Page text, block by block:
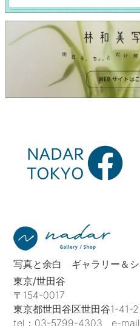
写真と余白 ギャラリー＆
東京/世田谷
〒154-0017
東京都世田谷区世田谷1-41-
tel： 03-5799-4303 e-mail